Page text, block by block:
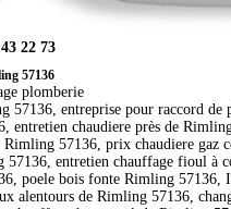
22 73
57136
plomberie
57136, entreprise pour raccord
entretien chaudiere près de
57136, prix chaudiere gaz
entretien chauffage fioul à
poele bois fonte Rimling 57136,
alentours de Rimling 57136,